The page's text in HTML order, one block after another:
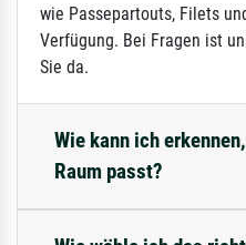
wie Passepartouts, Filets
Verfügung. Bei Fragen ist
Sie da.
Wie kann ich
Raum passt?